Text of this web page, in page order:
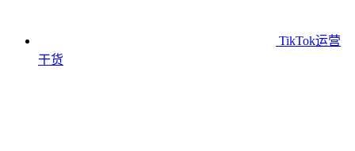
TikTok运营
干货